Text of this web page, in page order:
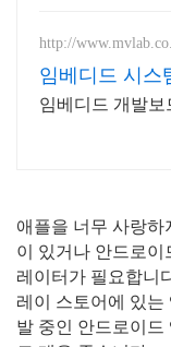
http://
임베디드 시스
임베디드 개발보
애플을 너무 사랑하
이 있거나 안드로이
레이터가 필요합니
레이 스토어에 있는
발 중인 안드로이드